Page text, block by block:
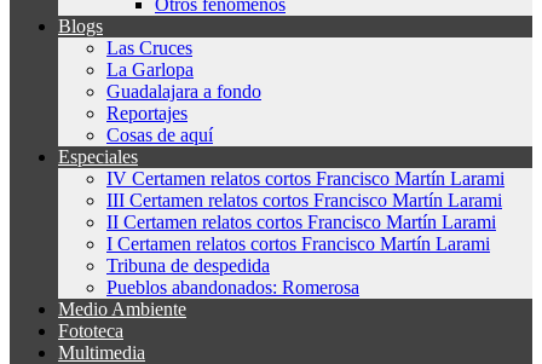
Otros fenómenos
Blogs
Las Cruces
La Garlopa
Guadalajara a fondo
Reportajes
Cosas de aquí
Especiales
IV Certamen relatos cortos Francisco Martín Larami
III Certamen relatos cortos Francisco Martín Larami
II Certamen relatos cortos Francisco Martín Larami
I Certamen relatos cortos Francisco Martín Larami
Tribuna de despedida
Pueblos abandonados: Romerosa
Medio Ambiente
Fototeca
Multimedia